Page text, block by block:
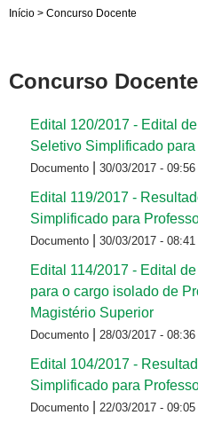
Início > Concurso Docente
Concurso Docente
Edital 120/2017 - Edital
Seletivo Simplificado
Documento 30/03/2017 - 09:56
Edital 119/2017 -
Simplificado para
Documento 30/03/2017 - 08:41
Edital 114/2017 - Edital
para o cargo isolado de
Magistério Superior
Documento 28/03/2017 - 08:36
Edital 104/2017 -
Simplificado para
Documento 22/03/2017 - 09:05